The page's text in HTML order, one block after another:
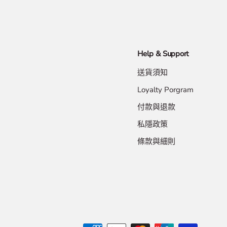
Help & Support
送貨須知
Loyalty Porgram
付款與退款
私隱政策
條款與細則